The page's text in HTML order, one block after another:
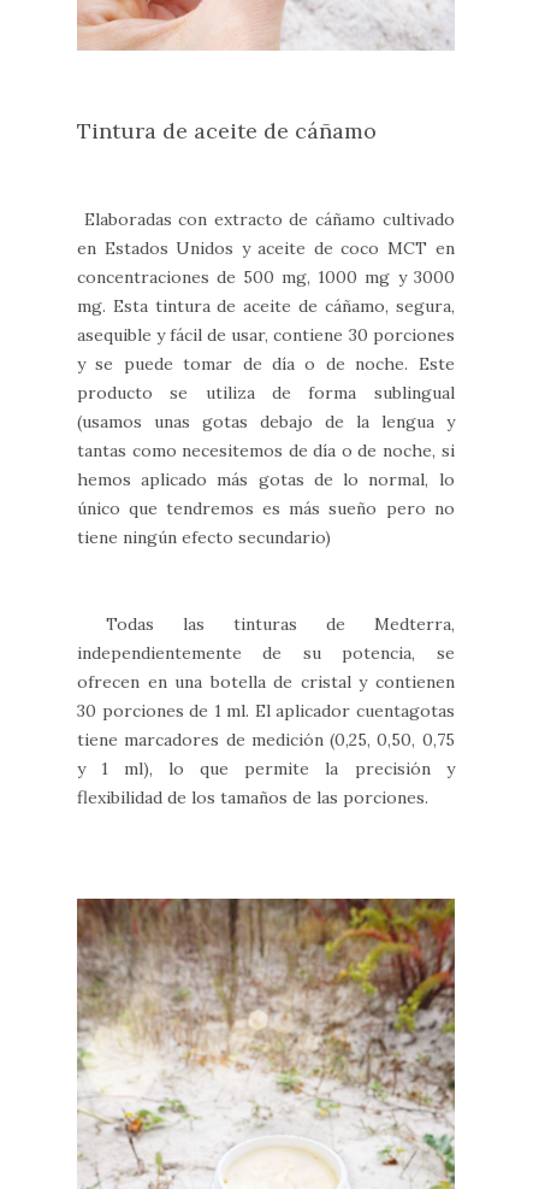
Tintura de aceite de cáñamo
Elaboradas con extracto de cáñamo cultivado
en Estados Unidos y aceite de coco MCT en
concentraciones de 500 mg, 1000 mg y 3000
mg. Esta tintura de aceite de cáñamo, segura,
asequible y fácil de usar, contiene 30 porciones
y se puede tomar de día o de noche. Este
producto se utiliza de forma sublingual
(usamos unas gotas debajo de la lengua y
tantas como necesitemos de día o de noche, si
hemos aplicado más gotas de lo normal, lo
único que tendremos es más sueño pero no
tiene ningún efecto secundario)
Todas las tinturas de Medterra,
independientemente de su potencia, se
ofrecen en una botella de cristal y contienen
30 porciones de 1 ml. El aplicador cuentagotas
tiene marcadores de medición (0,25, 0,50, 0,75
y 1 ml), lo que permite la precisión y
flexibilidad de los tamaños de las porciones.